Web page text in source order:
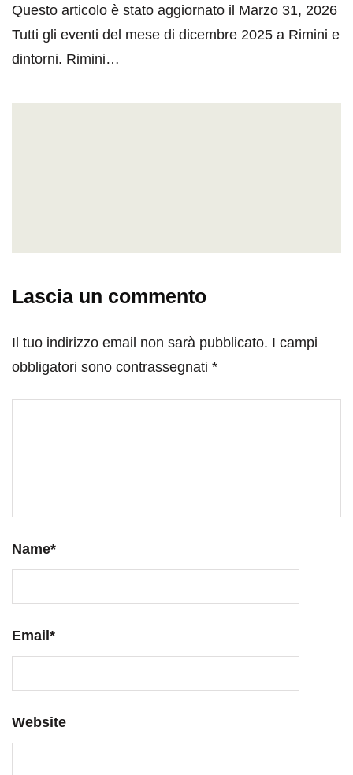
Questo articolo è stato aggiornato il Marzo 31, 2026
Tutti gli eventi del mese di dicembre 2025 a Rimini e
dintorni. Rimini…
Lascia un commento
Il tuo indirizzo email non sarà pubblicato. I campi
obbligatori sono contrassegnati *
Name*
Email *
Website